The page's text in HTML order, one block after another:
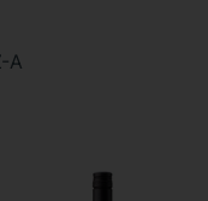
u hranic se
A